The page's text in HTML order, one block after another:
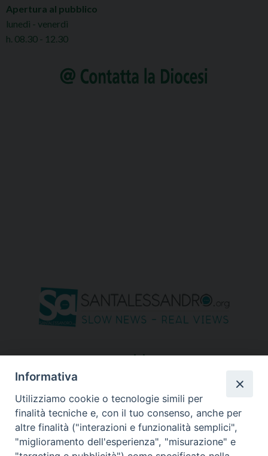
Apertura al pubblico
lunedì - venerdì
h. 08.30 - 12.30
seguici su
Informativa
Utilizziamo cookie o tecnologie simili per
finalità tecniche e, con il tuo consenso, anche per
altre finalità ("interazioni e funzionalità semplici",
"miglioramento dell'esperienza", "misurazione" e